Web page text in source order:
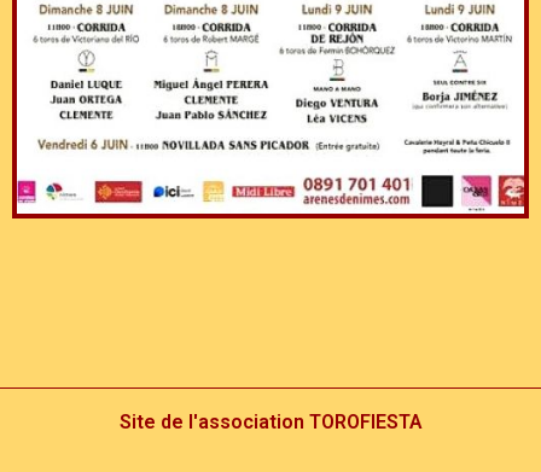
Site de l'association TOROFIESTA